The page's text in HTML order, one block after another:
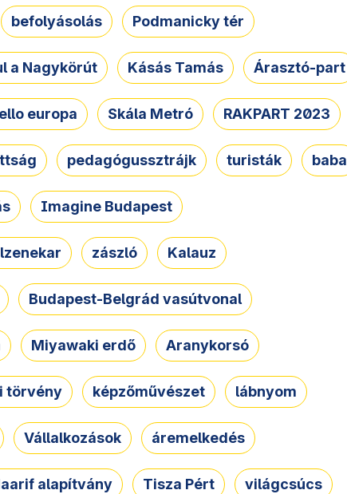
befolyásolás Podmanicky tér
a Nagykörút Kásás Tamás Árasztó-part
europa Skála Metró RAKPART 2023
pedagógussztrájk turisták baba
Imagine Budapest
zászló Kalauz
Budapest-Belgrád vasútvonal
Miyawaki erdő Aranykorsó
törvény képzőművészet lábnyom
Vállalkozások áremelkedés
alapítvány Tisza Pért világcsúcs